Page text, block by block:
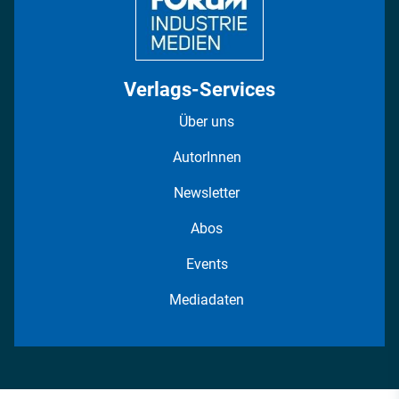
Verlags-Services
Über uns
AutorInnen
Newsletter
Abos
Events
Mediadaten